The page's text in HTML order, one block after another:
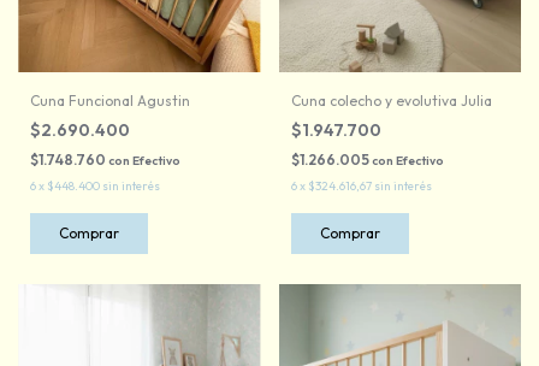
Cuna Funcional Agustin
$2.690.400
$1.748.760 con Efectivo
6x $448.400 sin interés
Comprar
Cuna colecho y evolutiva Julia
$1.947.700
$1.266.005con Efectivo
6x $324.616,67 sin interés
Comprar